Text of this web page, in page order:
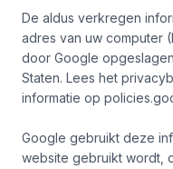
De aldus verkregen
adres van uw computer
door Google
Staten. Lees het
informatie op
Google gebruikt deze
website gebruikt wordt,